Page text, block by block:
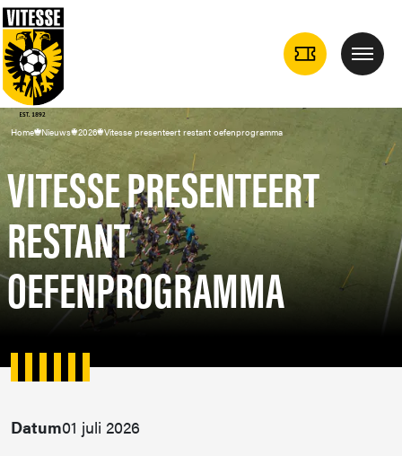
TICKETS
Menu
Home Nieuws 2026 Vitesse presenteert restant oefenprogramma
VITESSE PRESENTEERT
RESTANT
OEFENPROGRAMMA
Datum01 juli 2026